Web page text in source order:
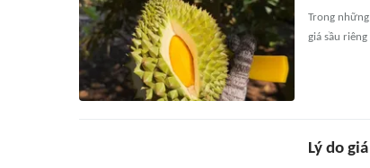
Trong
giá sầu
Lý do